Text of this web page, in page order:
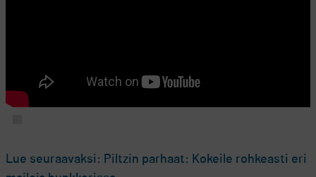
Lue seuraavaksi: Piltzin parhaat: Kokeile rohkeasti eri